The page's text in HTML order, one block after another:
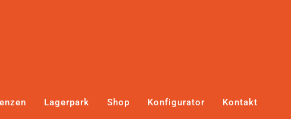
Lagerpark Shop Konfigurator Kontakt